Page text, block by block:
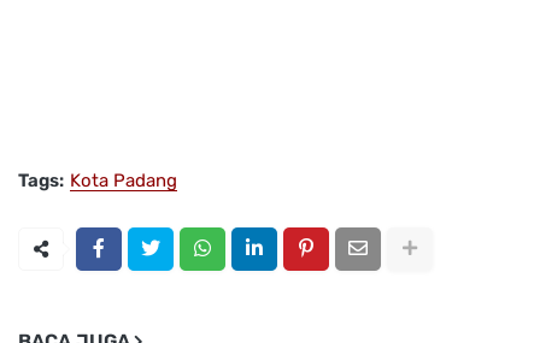
Tags: Kota Padang